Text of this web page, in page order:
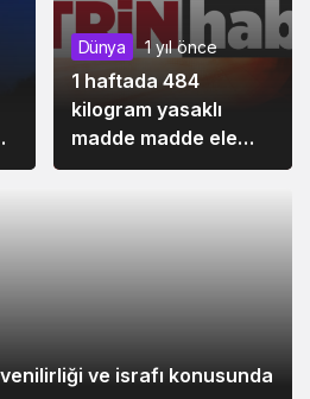
Dünya 1 yıl önce
1 haftada 484
kilogram yasaklı
madde madde ele
geçirildi